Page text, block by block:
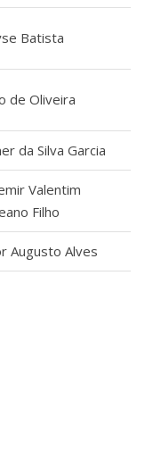
Batista
de Oliveira
da Silva Garcia
Valentim
Filho
Augusto Alves